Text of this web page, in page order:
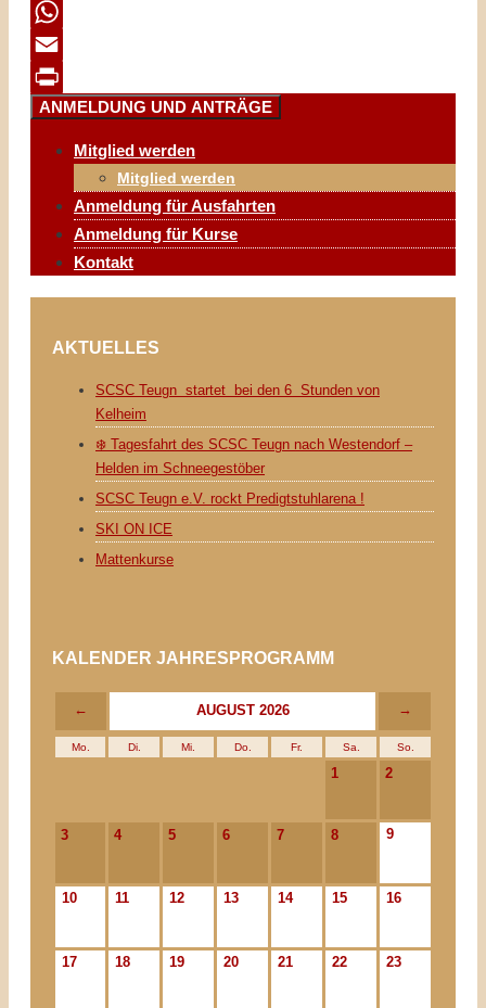
Reddit
WhatsApp
Email
Print
ANMELDUNG UND ANTRÄGE
Mitglied werden
Mitglied werden
Anmeldung für Ausfahrten
Anmeldung für Kurse
Kontakt
AKTUELLES
SCSC Teugn startet bei den 6 Stunden von
Kelheim
❄️ Tagesfahrt des SCSC Teugn nach Westendorf –
Helden im Schneegestöber
SCSC Teugn e.V. rockt Predigtstuhlarena !
SKI ON ICE
Mattenkurse
KALENDER JAHRESPROGRAMM
← AUGUST 2026 →
Mo. Di. Mi. Do. Fr. Sa. So.
1 2
3 4 5 6 7 8 9
10 11 12 13 14 15 16
17 18 19 20 21 22 23